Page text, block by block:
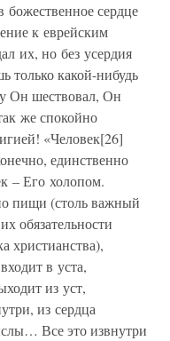
божественное сердце
к еврейским
их, но без усердия
только какой-нибудь
Он шествовал, Он
же спокойно
«Человек[26]
единственно
– Его холопом.
пищи (столь важный
обязательности
христианства),
в уста,
из уст,
из сердца
Все это извнутри